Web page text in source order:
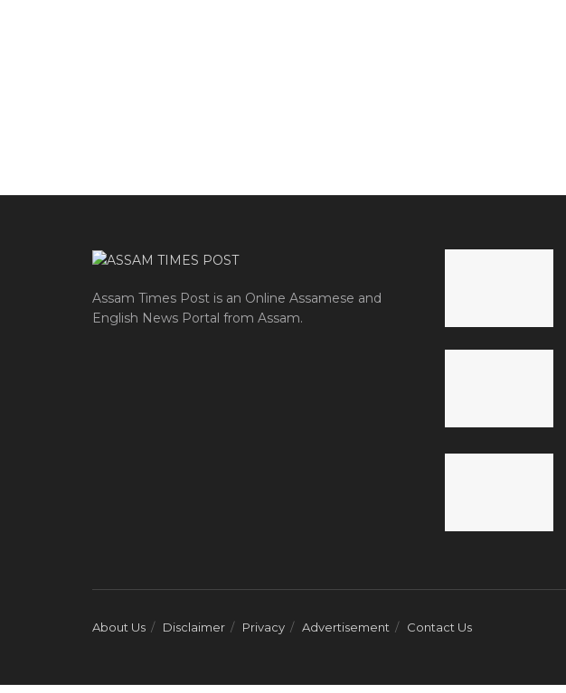
Assam Times Post is an Online Assamese and
English News Portal from Assam.
About Us Disclaimer Privacy Advertisement Contact Us